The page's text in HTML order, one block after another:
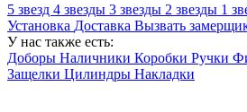
5 звезд 4 звезды 3 звезды 2 звезды 1
Установка Доставка Вызвать
У нас также есть:
Доборы Наличники Коробки Ручки
Защелки Цилиндры Накладки